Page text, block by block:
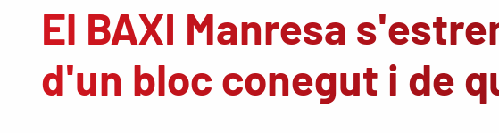
El BAXI Manresa
d'un bloc conegut i de